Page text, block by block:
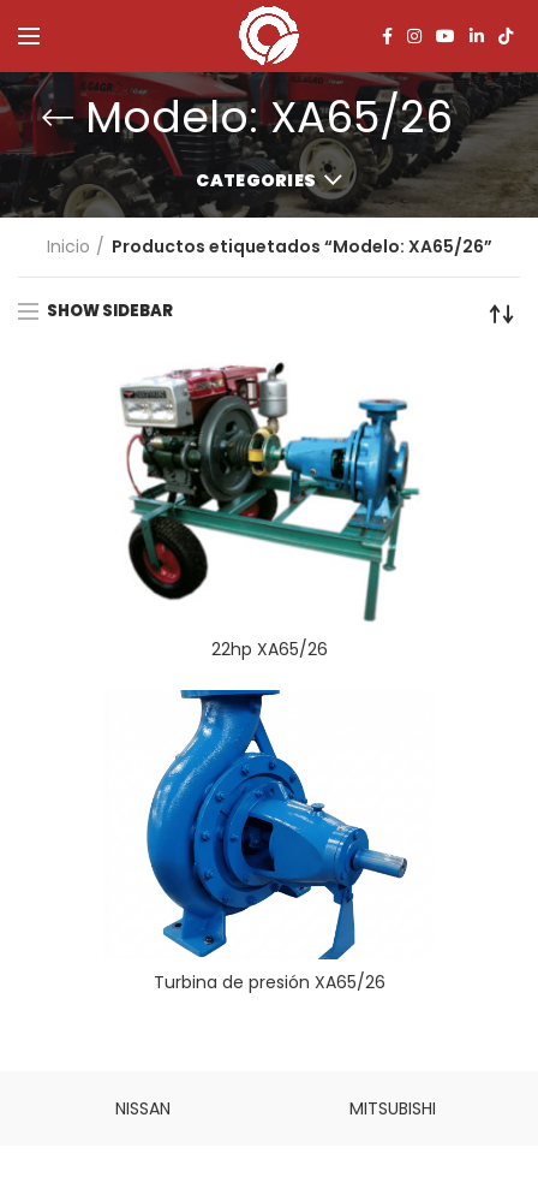
Modelo: XA65/26
CATEGORIES
Inicio Productos etiquetados “Modelo: XA65/26”
SHOW SIDEBAR
22hp XA65/26
Turbina de presión XA65/26
NISSAN MITSUBISHI